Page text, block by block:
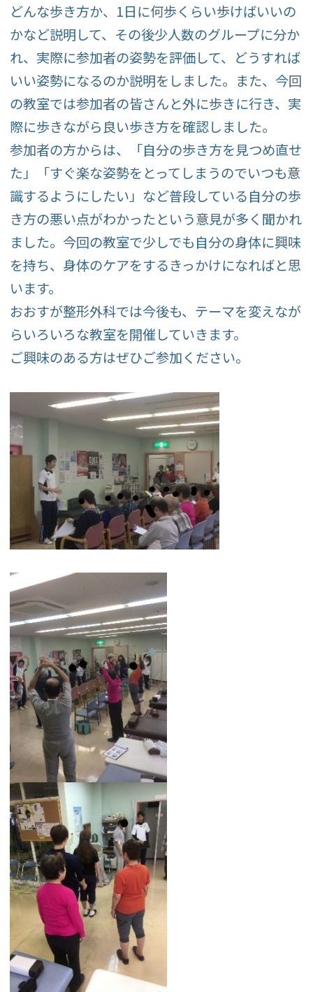
※急患対応や混雑状
況により、ご予約の
お時間どおりにお呼
びできない場合があ
ります。
※ご予約時間から15
分以上超過されます
と、ご予約をキャン
セルさせていただき
ますので、お時間に
余裕を持ってお越し
ください。
※18歳（高校生）以
下のご受診について
18歳（高校生）以下
の方につきまして
は、保護者同伴での
ご受診をお願いして
ご本人様のみでご来
院の場合は、保護者
の方へご連絡・ご確
認をさせていただき
ます。
なお緊急時には保護
者の方へ連絡がつか
ない場合でも、医師
の判断で検査・処置
等を行う場合がござ
います。予めご了承
ください。
どんな歩き方か、1日に何歩くらい歩けばいいの
かなど説明して、その後少人数のグループに分か
れ、実際に参加者の姿勢を評価して、どうすれば
いい姿勢になるのか説明をしました。また、今回
の教室では参加者の皆さんと外に歩きに行き、実
際に歩きながら良い歩き方を確認しました。
参加者の方からは、「自分の歩き方を見つめ直せ
た」「すぐ楽な姿勢をとってしまうのでいつも意
識するようにしたい」など普段している自分の歩
き方の悪い点がわかったという意見が多く聞かれ
ました。今回の教室で少しでも自分の身体に興味
を持ち、身体のケアをするきっかけになればと思
います。
おおすが整形外科では今後も、テーマを変えなが
らいろいろな教室を開催していきます。
ご興味のある方はぜひご参加ください。